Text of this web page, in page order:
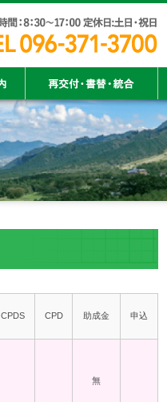
CPDS CPD 助成金 申込
無